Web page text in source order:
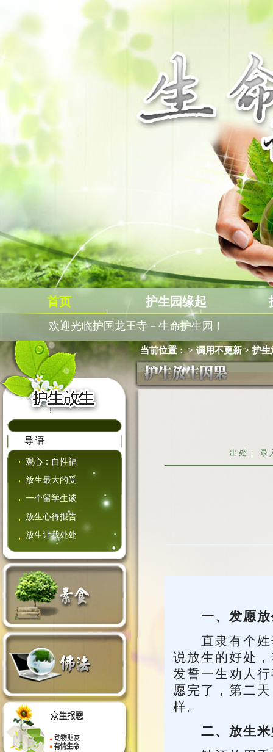
首页 护生园缘起
欢迎光临护国龙王寺－生命护生园！
导语
观心：自性福
放生最大的受
一个留学生谈
放生心得报告
放生让我处处
当前位置：>调用不更新 >护生
出处：
一、发愿
直隶有个姓
说放生的好处
发誓一生劝人
愿完了，第二
样。
二、放生